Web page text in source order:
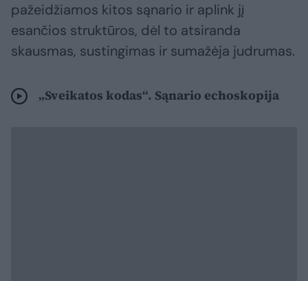
pažeidžiamos kitos sąnario ir aplink jį
esančios struktūros, dėl to atsiranda
skausmas, sustingimas ir sumažėja judrumas.
„Sveikatos kodas“. Sąnario echoskopija